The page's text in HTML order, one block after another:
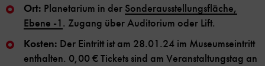
Ort: Planetarium in der Sonderausstellungsfläche,
Ebene -1. Zugang über Auditorium oder Lift.
Kosten: Der Eintritt ist am 28.01.24 im Museumseintritt
enthalten. 0,00 € Tickets sind am Veranstaltungstag an